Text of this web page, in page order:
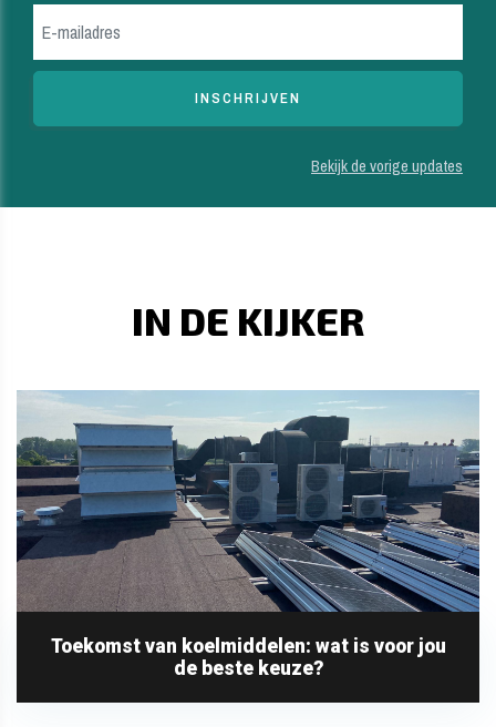
Bekijk de vorige updates
IN DE KIJKER
Toekomst van koelmiddelen: wat is voor jou
de beste keuze?